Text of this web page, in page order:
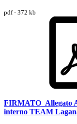
pdf - 372 kb
FIRMATO_Allegato
interno TEAM